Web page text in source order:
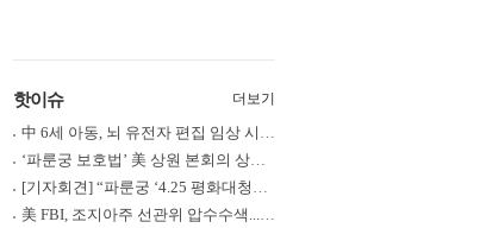
핫이슈 더보기
中 6세 아동, 뇌 유전자 편집 임상 시험 중 사망... 의료진 1년간 ....
‘파룬궁 보호법’ 美 상원 본회의 상정... 최종 입법 ‘초읽기’
[기자회견] “파룬궁 ‘4.25 평화대청원’ 기념 & 중공의 션윈 공연 .....
美 FBI, 조지아주 선관위 압수수색... 트럼프 “부정선거 증거 확보....